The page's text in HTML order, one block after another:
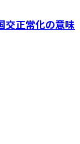
正常化の意味